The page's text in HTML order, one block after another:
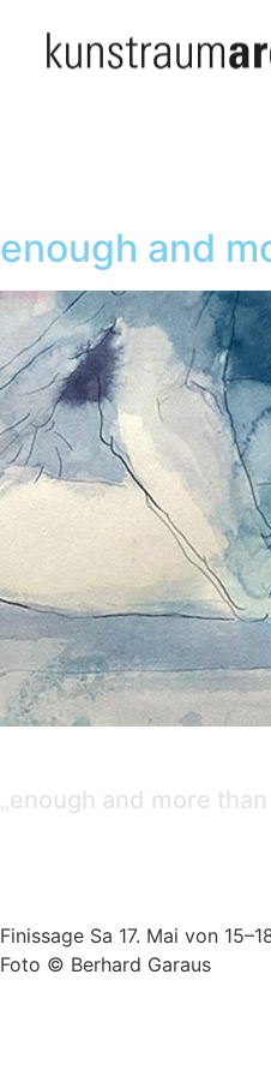
enough and
„enough and more
Finissage Sa 17. Mai von
Foto © Berhard Garaus